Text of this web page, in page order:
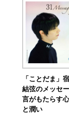
「ことだま」
結弦のメッセ
言がもたらす
と潤い